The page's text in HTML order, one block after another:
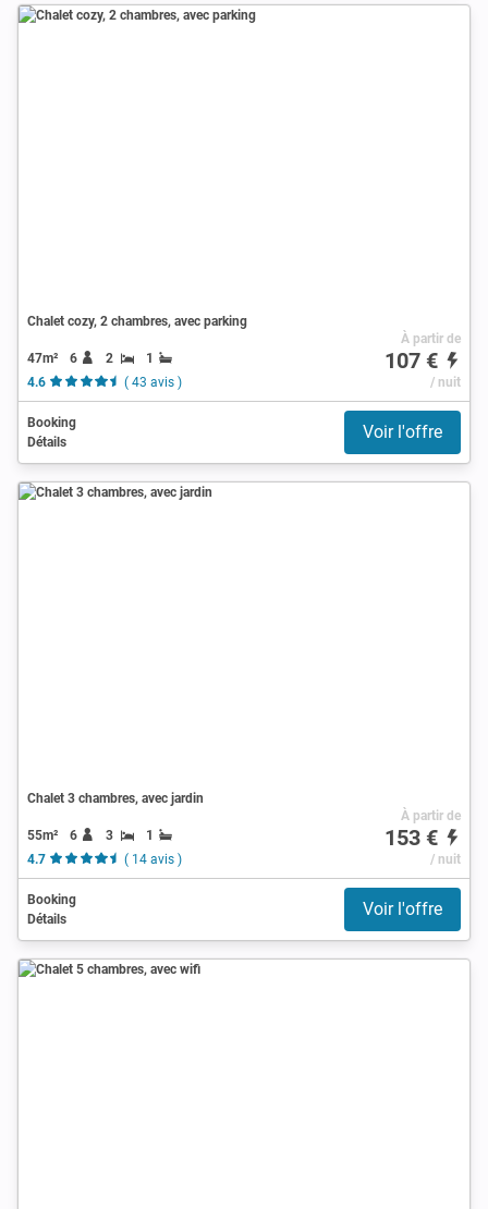
Chalet cozy, 2 chambres, avec parking
47m² 6 2
1
4.6
( 43 avis )
À partir de
107 €
/ nuit
Booking
Détails
Voir l'offre
Chalet 3 chambres, avec jardin
55m² 6 3
1
4.7
( 14 avis )
À partir de
153 €
/ nuit
Booking
Détails
Voir l'offre